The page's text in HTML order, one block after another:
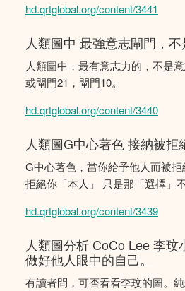
hd.qrtglobal.org/content/3441
人類圖中 最強意志閘門，
人類圖中，最有意志力的，不是
或閘門21，閘門10。
hd.qrtglobal.org/content/3440
人類圖G中心著色 接納被拒
G中心著色，當你給予他人而被
拒絕你「本人」 只是那「選擇」
hd.qrtglobal.org/content/3439
人類圖分析 CoCo Lee 李玟
做好他人眼中的自己。
有讀者問，可否看看李玟的圖。